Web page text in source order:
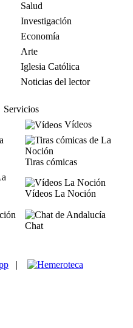
Salud
Investigación
Economía
Arte
Iglesia Católica
Noticias del lector
Servicios
Vídeos
Tiras cómicas
Vídeos La Noción
Chat
|